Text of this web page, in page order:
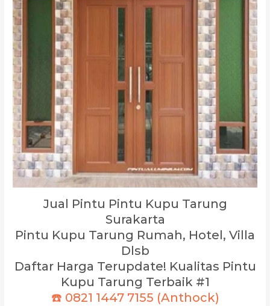
Jual Pintu Pintu Kupu Tarung
Surakarta
Pintu Kupu Tarung Rumah, Hotel, Villa
Dlsb
Daftar Harga Terupdate! Kualitas Pintu
Kupu Tarung Terbaik #1
☎️ 0821 1447 7155 (Anthock)